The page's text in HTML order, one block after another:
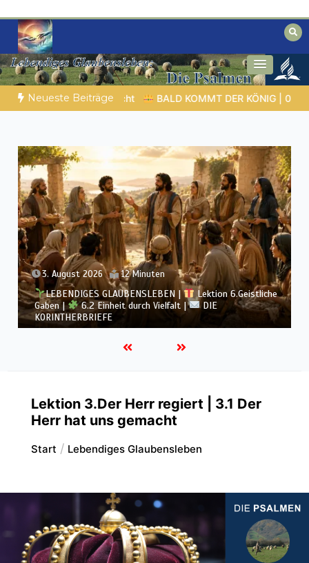
Inhalt
springen
Geheimnisse der Bibel
Biblische Einsichten für Menschen auf
der Suche
Neueste Beiträge
| 06.08.2026 | Gebet formt den Charakter: Das
2. August 2026 12 Minuten
LEBENDIGES GLAUBENSLEBEN |
Lektion 6.Geistliche
Gaben |
6.1 Vielfältige Gaben |
DIE
KORINTHERBRIEFE
Lektion 3.Der Herr regiert | 3.1 Der
Herr hat uns gemacht
Start Lebendiges Glaubensleben